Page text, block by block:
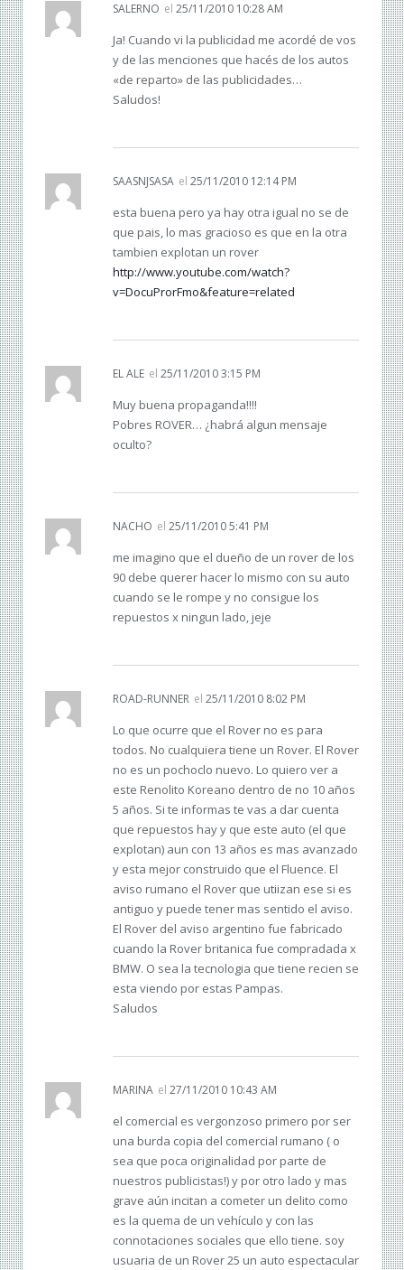
SALERNO el 25/11/2010 10:28 AM
Ja! Cuando vi la publicidad me acordé de vos
y de las menciones que hacés de los autos
«de reparto» de las publicidades…
Saludos!
SAASNJSASA el 25/11/2010 12:14 PM
esta buena pero ya hay otra igual no se de
que pais, lo mas gracioso es que en la otra
tambien explotan un rover
http://www.youtube.com/watch?
v=DocuProrFmo&feature=related
EL ALE el 25/11/2010 3:15 PM
Muy buena propaganda!!!!
Pobres ROVER… ¿habrá algun mensaje
oculto?
NACHO el 25/11/2010 5:41 PM
me imagino que el dueño de un rover de los
90 debe querer hacer lo mismo con su auto
cuando se le rompe y no consigue los
repuestos x ningun lado, jeje
ROAD-RUNNER el 25/11/2010 8:02 PM
Lo que ocurre que el Rover no es para
todos. No cualquiera tiene un Rover. El Rover
no es un pochoclo nuevo. Lo quiero ver a
este Renolito Koreano dentro de no 10 años
5 años. Si te informas te vas a dar cuenta
que repuestos hay y que este auto (el que
explotan) aun con 13 años es mas avanzado
y esta mejor construido que el Fluence. El
aviso rumano el Rover que utiizan ese si es
antiguo y puede tener mas sentido el aviso.
El Rover del aviso argentino fue fabricado
cuando la Rover britanica fue compradada x
BMW. O sea la tecnologia que tiene recien se
esta viendo por estas Pampas.
Saludos
MARINA el 27/11/2010 10:43 AM
el comercial es vergonzoso primero por ser
una burda copia del comercial rumano ( o
sea que poca originalidad por parte de
nuestros publicistas!) y por otro lado y mas
grave aún incitan a cometer un delito como
es la quema de un vehículo y con las
connotaciones sociales que ello tiene. soy
usuaria de un Rover 25 un auto espectacular